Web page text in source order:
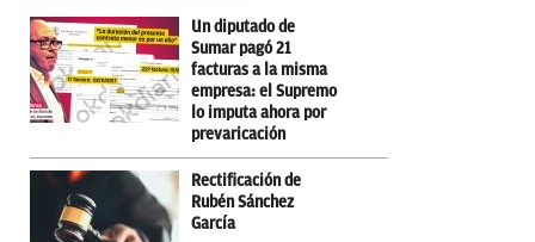
Un diputado de
Sumar pagó 21
facturas a la misma
empresa: el Supremo
lo imputa ahora por
prevaricación
Rectificación de
Rubén Sánchez
García